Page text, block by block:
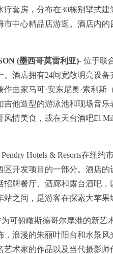
套房，分布在30栋别墅式
中心精品店游逛。酒店内
(墨西哥莫雷利亚)- 位于联
酒店拥有24间宽敞明亮设
曲家马可·安东尼奥·索利斯
他造型的游泳池和现场音
情美食，或在天台酒吧El
Pendry Hotels & Resorts在纽
开发项目的一部分。酒店
牌餐厅、酒廊和露台酒吧，
之间，是游客在探索大苹果
为可俯瞰斯德哥尔摩港的新艺
浪漫的朱丽叶阳台和水景
术家的作品以及当代摄影